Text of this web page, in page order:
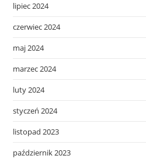
lipiec 2024
czerwiec 2024
maj 2024
marzec 2024
luty 2024
styczeń 2024
listopad 2023
październik 2023